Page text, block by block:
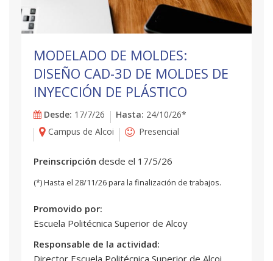
MODELADO DE MOLDES:
DISEÑO CAD-3D DE MOLDES DE
INYECCIÓN DE PLÁSTICO
Desde: 17/7/26 Hasta: 24/10/26*
Campus de Alcoi
Presencial
Preinscripción desde el 17/5/26
(*) Hasta el 28/11/26 para la finalización de trabajos.
Promovido por:
Escuela Politécnica Superior de Alcoy
Responsable de la actividad:
Director Escuela Politécnica Superior de Alcoi